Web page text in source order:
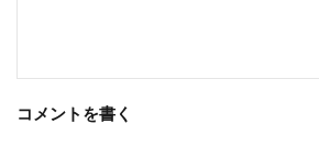
コメントを書く